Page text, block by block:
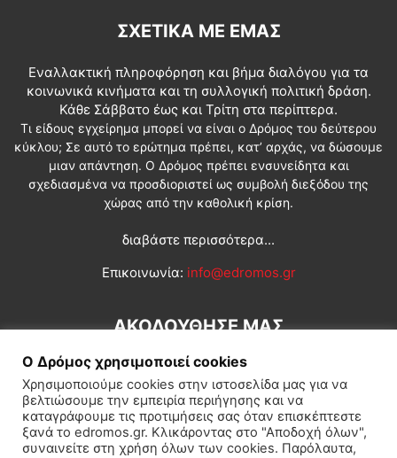
ΣΧΕΤΙΚΆ ΜΕ ΕΜΆΣ
Εναλλακτική πληροφόρηση και βήμα διαλόγου για τα
κοινωνικά κινήματα και τη συλλογική πολιτική δράση.
Κάθε Σάββατο έως και Τρίτη στα περίπτερα.
Τι είδους εγχείρημα μπορεί να είναι ο Δρόμος του δεύτερου
κύκλου; Σε αυτό το ερώτημα πρέπει, κατ’ αρχάς, να δώσουμε
μιαν απάντηση. Ο Δρόμος πρέπει ενσυνείδητα και
σχεδιασμένα να προσδιοριστεί ως συμβολή διεξόδου της
χώρας από την καθολική κρίση.
διαβάστε περισσότερα...
Επικοινωνία: info@edromos.gr
ΑΚΟΛΟΥΘΗΣΕ ΜΑΣ
Εγγραφή συνδρομητή Πολιτική Διεθνή Κοινωνία
Ο Δρόμος χρησιμοποιεί cookies
Χρησιμοποιούμε cookies στην ιστοσελίδα μας για να
βελτιώσουμε την εμπειρία περιήγησης και να
καταγράφουμε τις προτιμήσεις σας όταν επισκέπτεστε
ξανά το edromos.gr. Κλικάροντας στο "Αποδοχή όλων",
συναινείτε στη χρήση όλων των cookies. Παρόλαυτα,